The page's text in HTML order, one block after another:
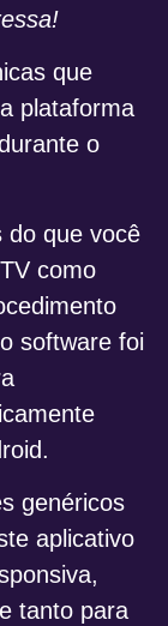
que
plataforma
o
do que você
como
software foi
genéricos
aplicativo
tanto para